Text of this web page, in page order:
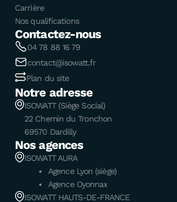
Carrière
Nos qualifications
Contactez-nous
04 78 88 16 79
contact@isowatt.fr
Plan du site
Notre adresse
ISOWATT (Siège Social)
22 Chemin du Tronchon
69570 Dardilly
Nos agences
ISOWATT AURA
Agence Lyon (siège)
Agence Oyonnax
ISOWATT HAUTS-DE-FRANCE